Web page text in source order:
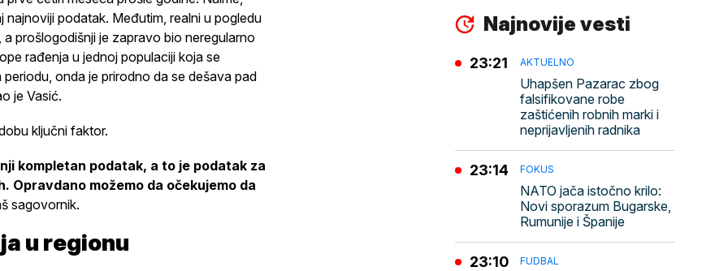
najnoviji podatak. Međutim, realni u pogledu
prošlogodišnji je zapravo bio neregularno
rađenja u jednoj populaciji koja se
periodu, onda je prirodno da se dešava pad
je Vasić.
ključni faktor.
kompletan podatak, a to je podatak za
Opravdano možemo da očekujemo da
sagovornik.
u regionu
Najnovije vesti
AKTUELNO
Uhapšen Pazarac zbog
falsifikovane robe
zaštićenih robnih marki i
neprijavljenih radnika
23:21
FOKUS
NATO jača istočno krilo:
Novi sporazum Bugarske,
Rumunije i Španije
23:14
FUDBAL
23:10